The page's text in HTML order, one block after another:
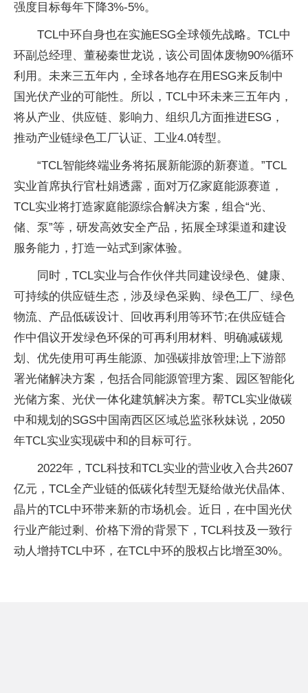
强度目标每年下降3%-5%。
TCL中环自身也在实施ESG全球领先战略。TCL中
环副总经理、董秘秦世龙说，该公司固体废物90%循环
利用。未来三五年内，全球各地存在用ESG来反制中
国光伏产业的可能性。所以，TCL中环未来三五年内，
将从产业、供应链、影响力、组织几方面推进ESG，
推动产业链绿色工厂认证、工业4.0转型。
“TCL智能终端业务将拓展新能源的新赛道。”TCL
实业首席执行官杜娟透露，面对万亿家庭能源赛道，
TCL实业将打造家庭能源综合解决方案，组合“光、
储、泵”等，研发高效安全产品，拓展全球渠道和建设
服务能力，打造一站式到家体验。
同时，TCL实业与合作伙伴共同建设绿色、健康、
可持续的供应链生态，涉及绿色采购、绿色工厂、绿色
物流、产品低碳设计、回收再利用等环节;在供应链合
作中倡议开发绿色环保的可再利用材料、明确减碳规
划、优先使用可再生能源、加强碳排放管理;上下游部
署光储解决方案，包括合同能源管理方案、园区智能化
光储方案、光伏一体化建筑解决方案。帮TCL实业做碳
中和规划的SGS中国南西区区域总监张秋妹说，2050
年TCL实业实现碳中和的目标可行。
2022年，TCL科技和TCL实业的营业收入合共2607
亿元，TCL全产业链的低碳化转型无疑给做光伏晶体、
晶片的TCL中环带来新的市场机会。近日，在中国光伏
行业产能过剩、价格下滑的背景下，TCL科技及一致行
动人增持TCL中环，在TCL中环的股权占比增至30%。